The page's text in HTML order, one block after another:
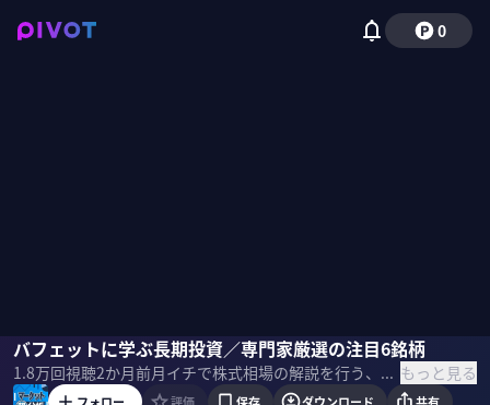
0
バフェットに学ぶ長期投資／専門家厳選の注目6銘柄
1.8万回視聴2か月前 月イチで株式相場の解説を行う、「マーケット超分析」の５月回。後編のテーマは、「バフェットに学ぶ長期投資」。 ＜出演者＞ 柴田阿弥（MC） 木野内栄治｜大和証券 チーフテクニカルアナリスト 1988年に大和証券に入社。 以来一貫してテクニカル分析業務に従事。 日経ヴェリタス「人気アナリスト」テクニカル部門で1位に輝くこと22回。 栫井駿介｜株式投資アドバイザー - 大手証券会社勤務後 2016年 つばめ投資顧問を設立 - 800名超の個人投資家へ 長期投資の実践的アドバイス - YouTuberとしても精力的に発信 チャンネル登録者数 約20万人 ＜目次＞ もっと見る
木野内栄治栫井駿介柴田阿弥